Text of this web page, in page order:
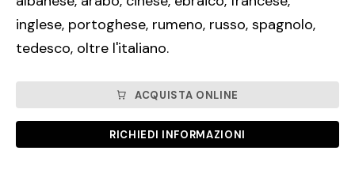
inglese, portoghese, rumeno, russo, spagnolo,
tedesco, oltre l'italiano.
ACQUISTA ONLINE
RICHIEDI INFORMAZIONI